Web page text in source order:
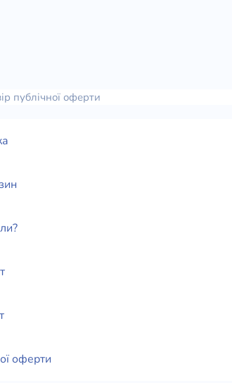
публічної оферти
оферти